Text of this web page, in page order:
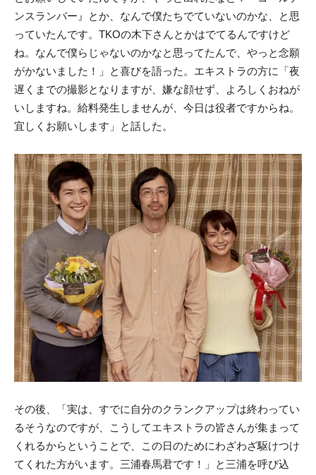
ンスランバー』とか、なんで僕たちでていないのかな、と思
っていたんです。TKOの木下さんとかはでてるんですけど
ね。なんで僕らじゃないのかなと思ってたんで、やっと念願
がかないました！」と喜びを語った。エキストラの方に「夜
遅くまでの撮影となりますが、嫌な顔せず、よろしくおねが
いしますね。給料発生しませんが、今日は役者ですからね。
宜しくお願いします」と話した。
その後、「実は、すでに自分のクランクアップは終わってい
るそうなのですが、こうしてエキストラの皆さんが集まって
くれるからということで、この日のためにわざわざ駆けつけ
てくれた方がいます。三浦春馬君です！」と三浦を呼び込